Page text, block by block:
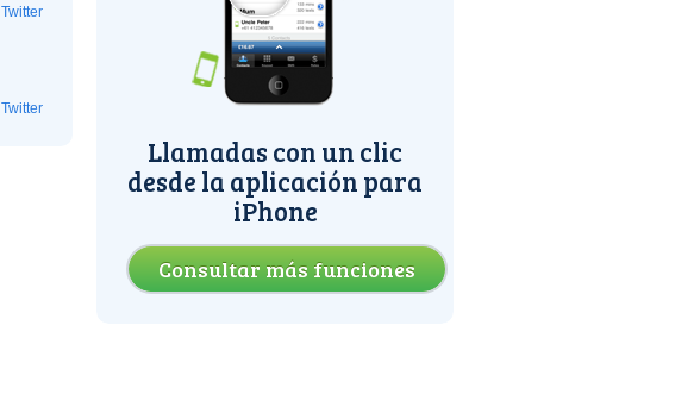
Twitter
Twitter
Llamadas con un clic
desde la aplicación para
iPhone
Consultar más funciones